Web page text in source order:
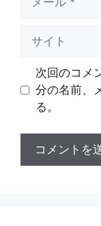
次回のコメ
分の名前、
る。